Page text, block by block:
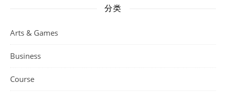
分类
Arts & Games
Business
Course